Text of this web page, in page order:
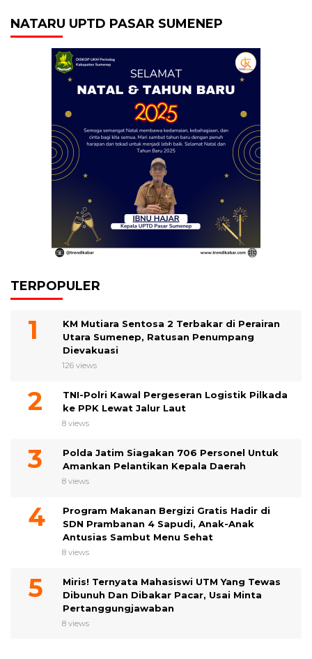
NATARU UPTD PASAR SUMENEP
TERPOPULER
KM Mutiara Sentosa 2 Terbakar di Perairan
Utara Sumenep, Ratusan Penumpang
Dievakuasi
126 views
TNI-Polri Kawal Pergeseran Logistik Pilkada
ke PPK Lewat Jalur Laut
8 views
Polda Jatim Siagakan 706 Personel Untuk
Amankan Pelantikan Kepala Daerah
8 views
Program Makanan Bergizi Gratis Hadir di
SDN Prambanan 4 Sapudi, Anak-Anak
Antusias Sambut Menu Sehat
8 views
Miris! Ternyata Mahasiswi UTM Yang Tewas
Dibunuh Dan Dibakar Pacar, Usai Minta
Pertanggungjawaban
8 views